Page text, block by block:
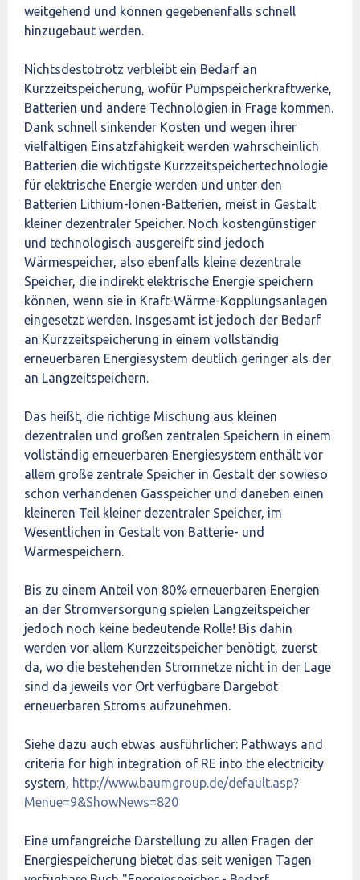
weitgehend und können gegebenenfalls schnell
hinzugebaut werden.
Nichtsdestotrotz verbleibt ein Bedarf an
Kurzzeitspeicherung, wofür Pumpspeicherkraftwerke,
Batterien und andere Technologien in Frage kommen.
Dank schnell sinkender Kosten und wegen ihrer
vielfältigen Einsatzfähigkeit werden wahrscheinlich
Batterien die wichtigste Kurzzeitspeichertechnologie
für elektrische Energie werden und unter den
Batterien Lithium-Ionen-Batterien, meist in Gestalt
kleiner dezentraler Speicher. Noch kostengünstiger
und technologisch ausgereift sind jedoch
Wärmespeicher, also ebenfalls kleine dezentrale
Speicher, die indirekt elektrische Energie speichern
können, wenn sie in Kraft-Wärme-Kopplungsanlagen
eingesetzt werden. Insgesamt ist jedoch der Bedarf
an Kurzzeitspeicherung in einem vollständig
erneuerbaren Energiesystem deutlich geringer als der
an Langzeitspeichern.
Das heißt, die richtige Mischung aus kleinen
dezentralen und großen zentralen Speichern in einem
vollständig erneuerbaren Energiesystem enthält vor
allem große zentrale Speicher in Gestalt der sowieso
schon verhandenen Gasspeicher und daneben einen
kleineren Teil kleiner dezentraler Speicher, im
Wesentlichen in Gestalt von Batterie- und
Wärmespeichern.
Bis zu einem Anteil von 80% erneuerbaren Energien
an der Stromversorgung spielen Langzeitspeicher
jedoch noch keine bedeutende Rolle! Bis dahin
werden vor allem Kurzzeitspeicher benötigt, zuerst
da, wo die bestehenden Stromnetze nicht in der Lage
sind da jeweils vor Ort verfügbare Dargebot
erneuerbaren Stroms aufzunehmen.
Siehe dazu auch etwas ausführlicher: Pathways and
criteria for high integration of RE into the electricity
system, http://www.baumgroup.de/default.asp?
Menue=9&ShowNews=820
Eine umfangreiche Darstellung zu allen Fragen der
Energiespeicherung bietet das seit wenigen Tagen